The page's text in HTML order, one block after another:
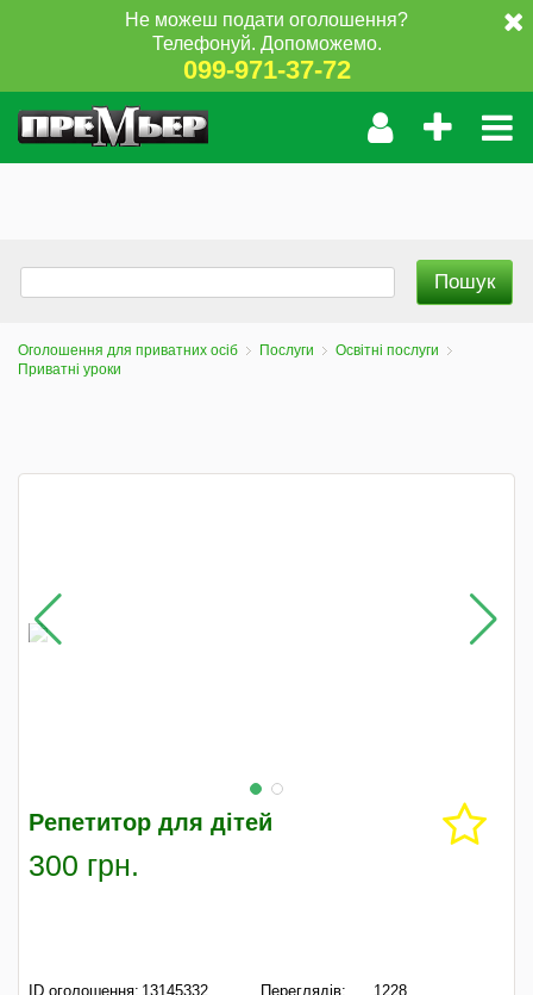
Не можеш подати оголошення?
Телефонуй. Допоможемо.
099-971-37-72
Оголошення для приватних осіб Послуги
Освітні послуги
Приватні уроки
Репетитор для дітей
300 грн.
ID оголошення: 13145332
Переглядів: 1228